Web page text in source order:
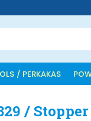
/ PERKAKAS
/